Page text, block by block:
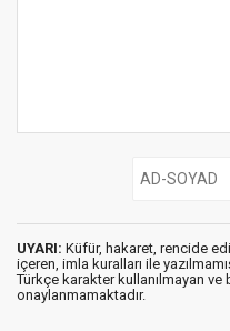
UYARI: Küfür, hakaret, rencide
içeren, imla kuralları ile
Türkçe karakter kullanılmayan ve
onaylanmamaktadır.